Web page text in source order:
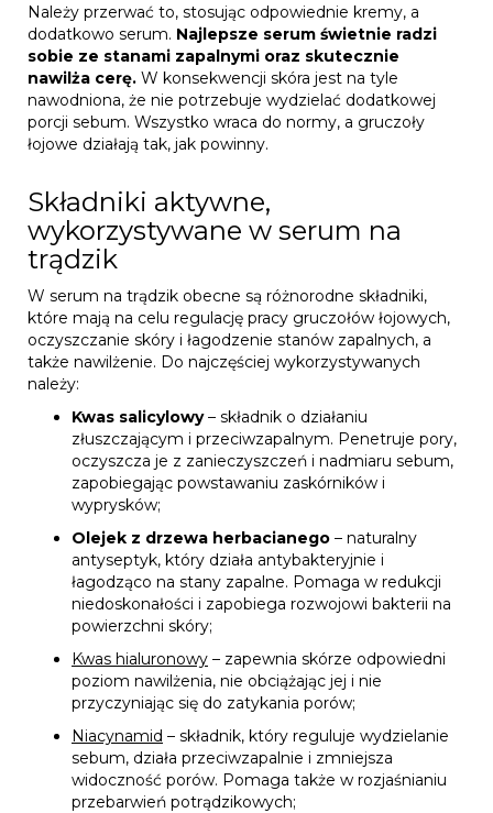
Należy przerwać to, stosując odpowiednie kremy, a
dodatkowo serum. Najlepsze serum świetnie radzi
sobie ze stanami zapalnymi oraz skutecznie
nawilża cerę. W konsekwencji skóra jest na tyle
nawodniona, że nie potrzebuje wydzielać dodatkowej
porcji sebum. Wszystko wraca do normy, a gruczoły
łojowe działają tak, jak powinny.
Składniki aktywne,
wykorzystywane w serum na
trądzik
W serum na trądzik obecne są różnorodne składniki,
które mają na celu regulację pracy gruczołów łojowych,
oczyszczanie skóry i łagodzenie stanów zapalnych, a
także nawilżenie. Do najczęściej wykorzystywanych
należy:
Kwas salicylowy– składnik o działaniu
złuszczającym i przeciwzapalnym. Penetruje pory,
oczyszcza je z zanieczyszczeń i nadmiaru sebum,
zapobiegając powstawaniu zaskórników i
wyprysków;
Olejek z drzewa herbacianego – naturalny
antyseptyk, który działa antybakteryjnie i
łagodząco na stany zapalne. Pomaga w redukcji
niedoskonałości i zapobiega rozwojowi bakterii na
powierzchni skóry;
Kwas hialuronowy – zapewnia skórze odpowiedni
poziom nawilżenia, nie obciążając jej i nie
przyczyniając się do zatykania porów;
Niacynamid – składnik, który reguluje wydzielanie
sebum, działa przeciwzapalnie i zmniejsza
widoczność porów. Pomaga także w rozjaśnianiu
przebarwień potrądzikowych;